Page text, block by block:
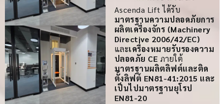
Ascenda Lift ได้รับ
มาตรฐานความปลอดภัยการ
ผลิตเครื่องจักร (Machinery
Directive 2006/42/EC)
และเครื่องหมายรับรองความ
ปลอดภัย CE ภายใต้
มาตรฐานผลิตลิฟต์และติด
ตั้งลิฟต์ EN81-41:2015 และ
เป็นไปมาตรฐานยุโรป
EN81-20